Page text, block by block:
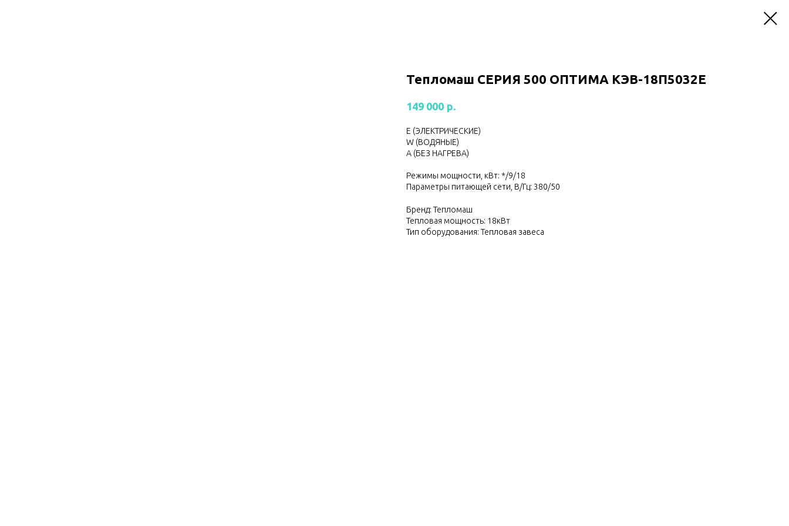
Тепломаш CЕРИЯ 500 ОПТИМА КЭВ-18П5032Е
149 000 р.
Е (ЭЛЕКТРИЧЕСКИЕ)
W (ВОДЯНЫЕ)
А (БЕЗ НАГРЕВА)
Режимы мощности, кВт: */9/18
Параметры питающей сети, В/Гц: 380/50
Бренд: Тепломаш
Тепловая мощность: 18кВт
Тип оборудования: Тепловая завеса